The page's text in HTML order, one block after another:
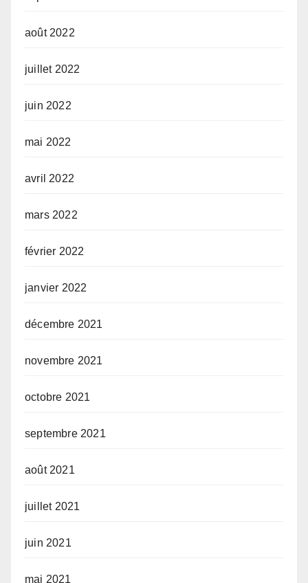
août 2022
juillet 2022
juin 2022
mai 2022
avril 2022
mars 2022
février 2022
janvier 2022
décembre 2021
novembre 2021
octobre 2021
septembre 2021
août 2021
juillet 2021
juin 2021
mai 2021